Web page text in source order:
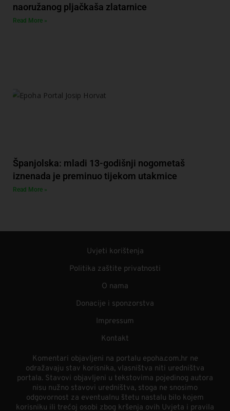
naoružanog pljačkaša zlatarnice
Read More »
Španjolska: mladi 13-godišnji nogometaš
iznenada je preminuo tijekom utakmice
Read More »
Uvjeti korištenja
Politika zaštite privatnosti
O nama
Donacije i sponzorstva
Impressum
Kontakt
Komentari objavljeni na portalu epoha.com.hr ne
odražavaju stav korisnika, vlasništva niti uredništva
portala. Stavovi objavljeni u tekstovima pojedinog autora
nisu nužno stavovi uredništva, stoga ne snosimo
odgovornost za eventualnu štetu nastalu bilo kojem
korisniku ili trećoj osobi zbog kršenja ovih Uvjeta i pravila